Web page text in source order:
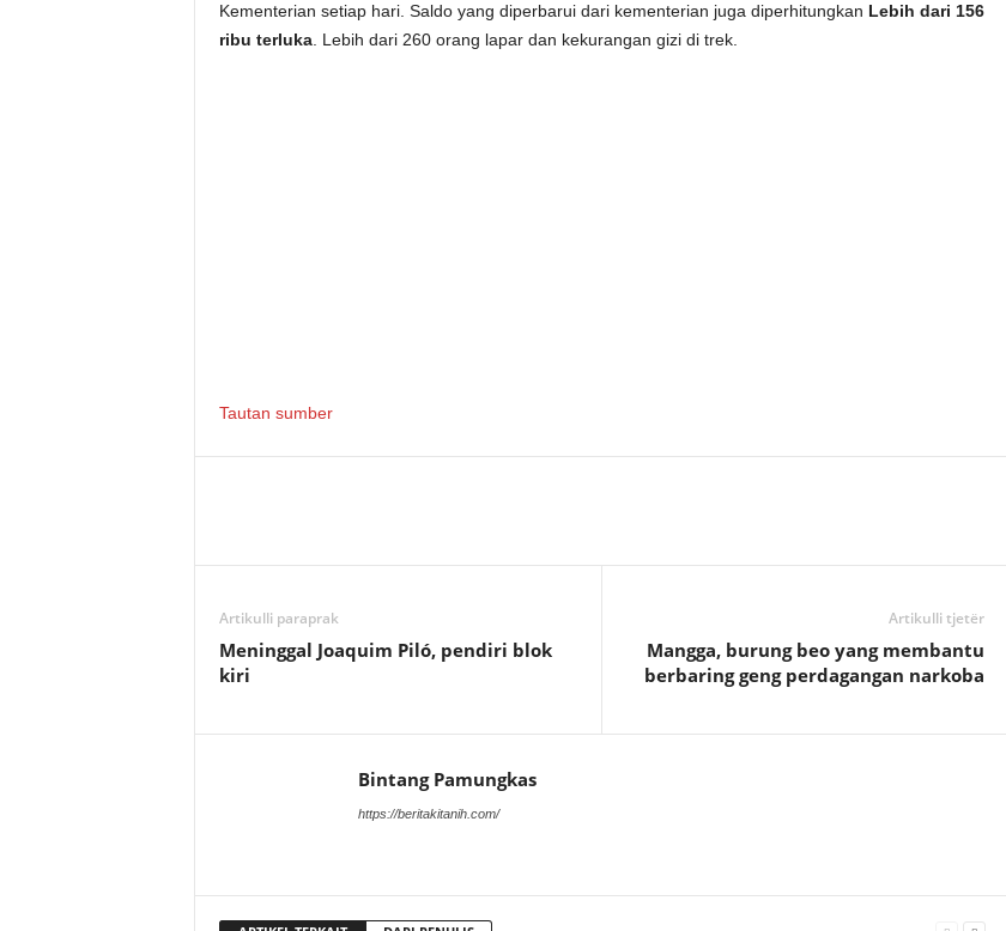
Kementerian setiap hari. Saldo yang diperbarui dari kementerian juga diperhitungkan Lebih dari 156
ribu terluka. Lebih dari 260 orang lapar dan kekurangan gizi di trek.
Tautan sumber
Artikulli paraprak
Meninggal Joaquim Piló, pendiri blok
kiri
Artikulli tjetër
Mangga, burung beo yang membantu
berbaring geng perdagangan narkoba
Bintang Pamungkas
https://beritakitanih.com/